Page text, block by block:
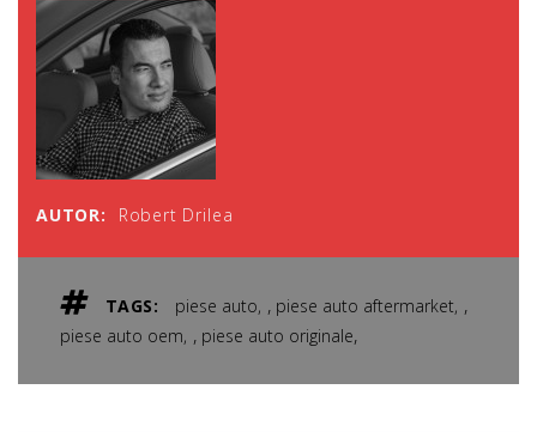
AUTOR: Robert Drilea
TAGS: piese auto , piese auto aftermarket ,
piese auto oem , piese auto originale,